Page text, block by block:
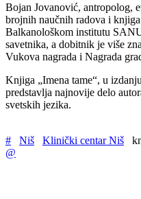
Bojan Jovanović, antropolog,
brojnih naučnih radova i
Balkanološkom institutu
savetnika, a dobitnik je više
Vukova nagrada i Nagrada
Knjiga „Imena tame“, u
predstavlja najnovije delo
svetskih jezika.
# Niš Klinički centar Niš
@